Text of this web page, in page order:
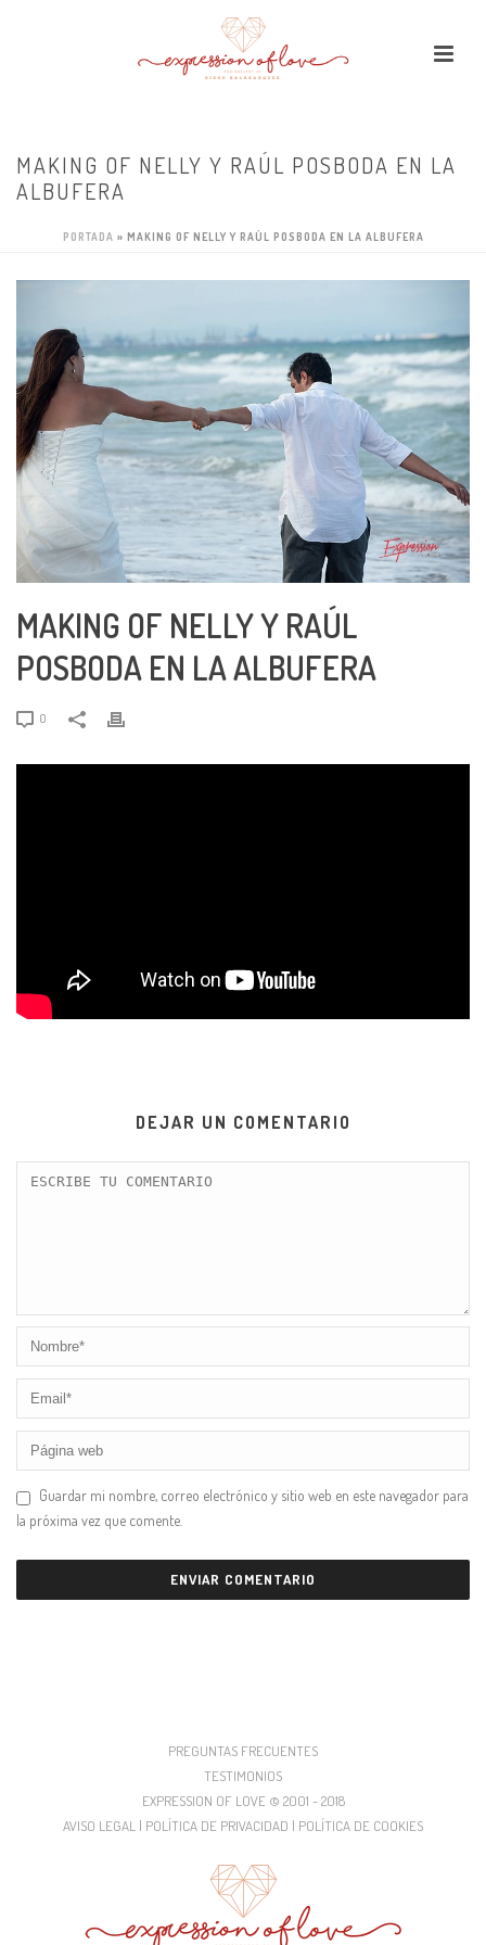
MAKING OF NELLY Y RAÚL POSBODA EN LA
ALBUFERA
PORTADA » MAKING OF NELLY Y RAÚL POSBODA EN LA ALBUFERA
MAKING OF NELLY Y RAÚL
POSBODA EN LA ALBUFERA
0
DEJAR UN COMENTARIO
Guardar mi nombre, correo electrónico y sitio web en este navegador para
la próxima vez que comente.
PREGUNTAS FRECUENTES
TESTIMONIOS
EXPRESSION OF LOVE © 2001 - 2018
AVISO LEGAL | POLÍTICA DE PRIVACIDAD | POLÍTICA DE COOKIES